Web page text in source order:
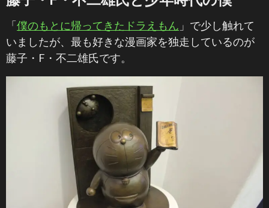
「僕のもとに帰ってきたドラえもん 」で少し触れて
いましたが、最も好きな漫画家を独走しているのが
藤子・F・不二雄氏です。